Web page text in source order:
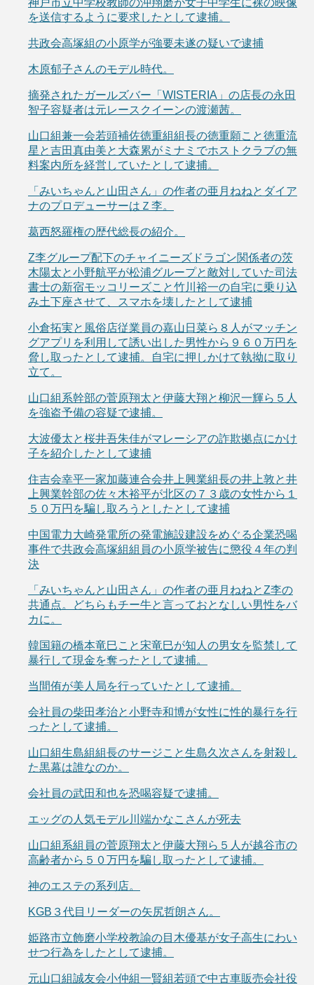
神戸市立中学校教師の沖翔磨が女子中学生に裸の映像
を送信するように要求したとして逮捕。
共政会高塚組の小原学が強要未遂の疑いで逮捕
木原郁子さんのモデル時代。
摘発されたガールズバー「WISTERIA」の店長の永田
智子容疑者は元レースクイーンの渡瀬茜。
山口組兼一会若頭補佐徳重組組長の徳重願こと徳重流
星と吉田真由美と大森累がミナミでホストクラブの無
料案内所を経営していたとして逮捕。
「みいちゃんと山田さん」の作者の亜月ねねとダイア
ナのプロデューサーはＺ李。
葛西怒羅権の歴代総長の紹介。
Z李グループ配下のチャイニーズドラゴン関係者の茨
木陽太と小野航平が松浦グループと敵対していた司法
書士の新宿モッコリーズこと竹川裕一の自宅に乗り込
み土下座させて、スマホを壊したとして逮捕
小倉拓実と風俗店従業員の嘉山日菜ら８人がマッチン
グアプリを利用して誘い出した男性から９６０万円を
脅し取ったとして逮捕。自宅に押しかけて執拗に取り
立て。
山口組系幹部の菅原翔太と伊藤大翔と柳沢一輝ら５人
を強盗予備の容疑で逮捕。
大波優太と桜井吾朱佳がマレーシアの詐欺拠点にかけ
子を紹介したとして逮捕
住吉会幸平一家加藤連合会井上興業組長の井上敦と井
上興業幹部の佐々木裕平が北区の７３歳の女性から１
５０万円を騙し取ろうとしたとして逮捕
中国電力大崎発電所の発電施設建設をめぐる企業恐喝
事件で共政会高塚組組員の小原学被告に懲役４年の判
決
「みいちゃんと山田さん」の作者の亜月ねねとZ李の
共通点。どちらもチー牛と言っておとなしい男性をバ
カに。
韓国籍の橋本竜巳こと宋竜巳が知人の男女を監禁して
暴行して現金を奪ったとして逮捕。
当間侑が美人局を行っていたとして逮捕。
会社員の柴田孝治と小野寺和博が女性に性的暴行を行
ったとして逮捕。
山口組生島組組長のサージこと生島久次さんを射殺し
た黒幕は誰なのか。
会社員の武田和也を恐喝容疑で逮捕。
エッグの人気モデル川端かなこさんが死去
山口組系組員の菅原翔太と伊藤大翔ら５人が越谷市の
高齢者から５０万円を騙し取ったとして逮捕。
神のエステの系列店。
KGB３代目リーダーの矢尻哲朗さん。
姫路市立飾磨小学校教諭の目木優基が女子高生にわい
せつ行為をしたとして逮捕。
元山口組誠友会小仲組一賢組若頭で中古車販売会社役